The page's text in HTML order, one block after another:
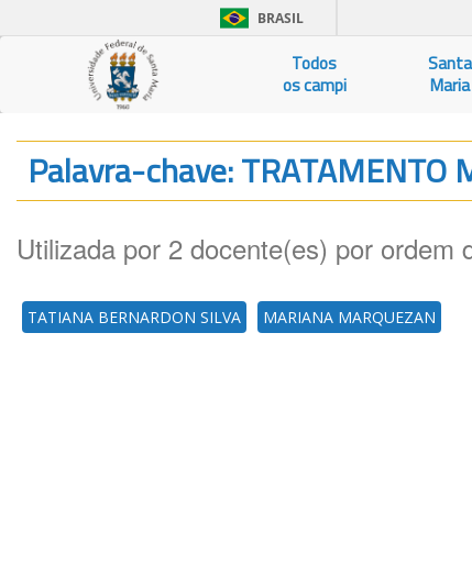
BRASIL
Todos
os campi
Santa
Maria
Palavra-chave: TRATAMENTO
Utilizada por 2 docente(es) por ordem
TATIANA BERNARDON SILVA MARIANA MARQUEZAN